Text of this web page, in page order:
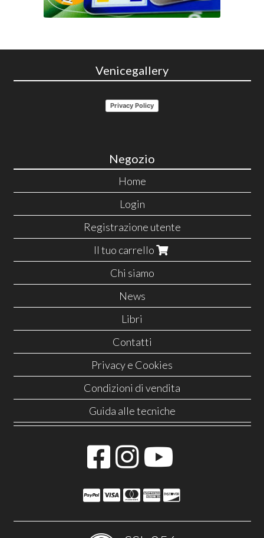
Venicegallery
Privacy Policy
Negozio
Home
Login
Registrazione utente
Il tuo carrello
Chi siamo
News
Libri
Contatti
Privacy e Cookies
Condizioni di vendita
Guida alle tecniche